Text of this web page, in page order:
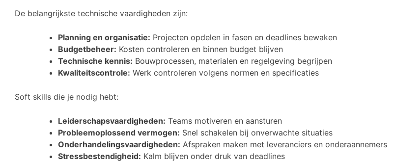
De belangrijkste technische vaardigheden zijn:
Planning en organisatie: Projecten opdelen in fasen en deadlines bewaken
Budgetbeheer: Kosten controleren en binnen budget blijven
Technische kennis: Bouwprocessen, materialen en regelgeving begrijpen
Kwaliteitscontrole: Werk controleren volgens normen en specificaties
Soft skills die je nodig hebt:
Leiderschapsvaardigheden: Teams motiveren en aansturen
Probleemoplossend vermogen: Snel schakelen bij onverwachte situaties
Onderhandelingsvaardigheden: Afspraken maken met leveranciers en onderaannemers
Stressbestendigheid: Kalm blijven onder druk van deadlines